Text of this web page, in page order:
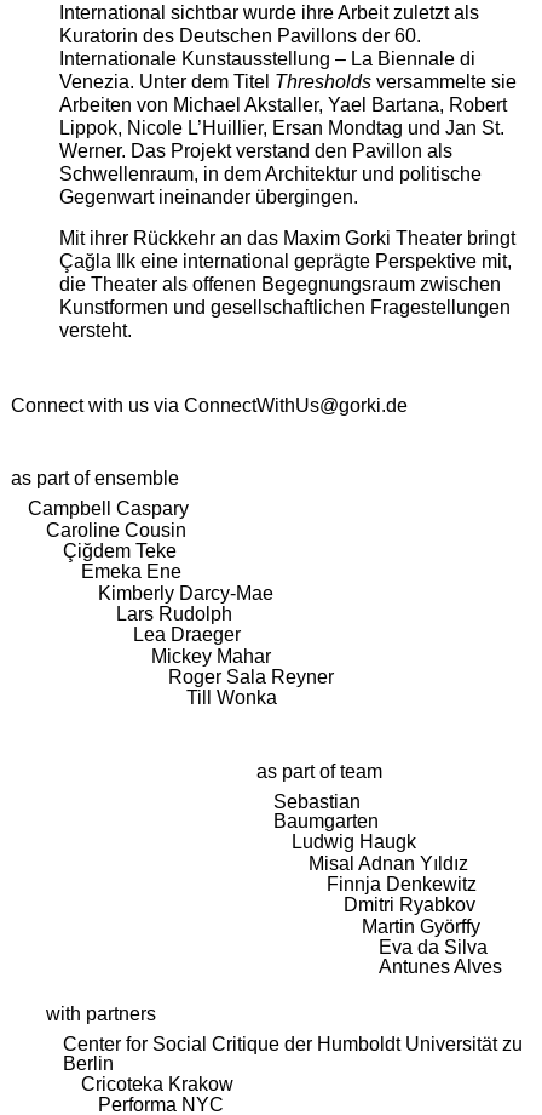
International sichtbar wurde ihre Arbeit zuletzt als
Kuratorin des Deutschen Pavillons der 60.
Internationale Kunstausstellung – La Biennale di
Venezia. Unter dem Titel Thresholdsversammelte sie
Arbeiten von Michael Akstaller, Yael Bartana, Robert
Lippok, Nicole L’Huillier, Ersan Mondtag und Jan St.
Werner. Das Projekt verstand den Pavillon als
Schwellenraum, in dem Architektur und politische
Gegenwart ineinander übergingen.
Mit ihrer Rückkehr an das Maxim Gorki Theater bringt
Çağla Ilk eine international geprägte Perspektive mit,
die Theater als offenen Begegnungsraum zwischen
Kunstformen und gesellschaftlichen Fragestellungen
versteht.
Connect with us via ConnectWithUs@gorki.de
as part of ensemble
Campbell Caspary
Caroline Cousin
Çiğdem Teke
Emeka Ene
Kimberly Darcy-Mae
Lars Rudolph
Lea Draeger
Mickey Mahar
Roger Sala Reyner
Till Wonka
as part of team
Sebastian
Baumgarten
Ludwig Haugk
Misal Adnan Yıldız
Finnja Denkewitz
Dmitri Ryabkov
Martin Györffy
Eva da Silva
Antunes Alves
with partners
Center for Social Critique der Humboldt Universität zu
Berlin
Cricoteka Krakow
Performa NYC